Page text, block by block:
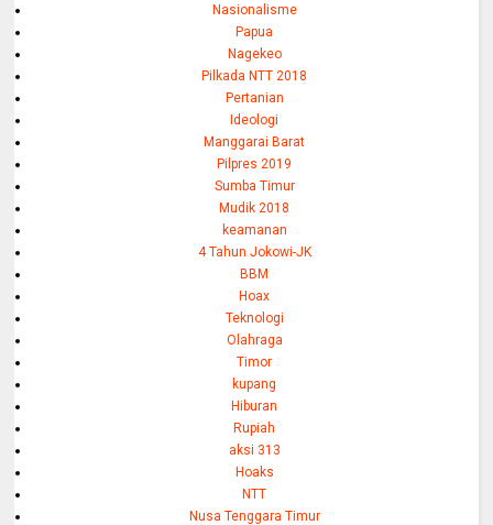
Nasionalisme
Papua
Nagekeo
Pilkada NTT 2018
Pertanian
Ideologi
Manggarai Barat
Pilpres 2019
Sumba Timur
Mudik 2018
keamanan
4 Tahun Jokowi-JK
BBM
Hoax
Teknologi
Olahraga
Timor
kupang
Hiburan
Rupiah
aksi 313
Hoaks
NTT
Nusa Tenggara Timur